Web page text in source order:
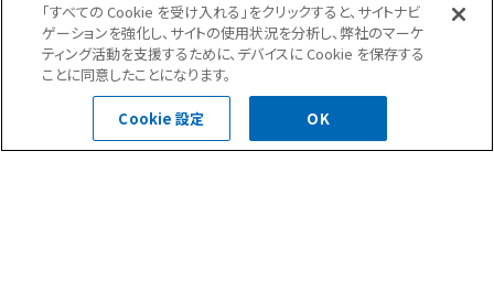
防水でしたので、とてもいい勉強になりました。
タイルの数量が8000枚近くあり工期が難しい現場でした。
前回の大規模修繕工事も弊社で行わせていただいたリピート
「すべての Cookie を受け入れる」をクリックすると、サイトナビ
ゲーションを強化し、サイトの使用状況を分析し、弊社のマーケ
ティング活動を支援するために、デバイスに Cookie を保存する
ことに同意したことになります。
Cookie 設定 OK